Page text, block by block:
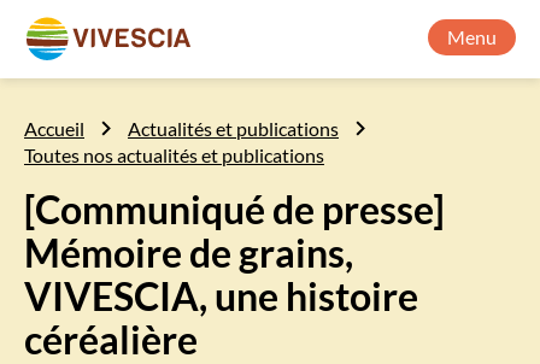
Menu
Accueil
Actualités et publications
Toutes nos actualités et publications
[Communiqué de presse]
Mémoire de grains,
VIVESCIA, une histoire
céréalière